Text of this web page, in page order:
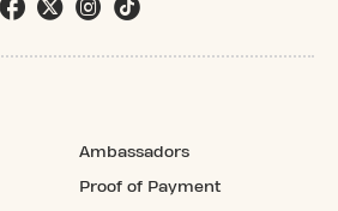
Ambassadors
Proof of Payment